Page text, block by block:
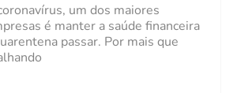
um dos maiores
é manter a saúde financeira
passar. Por mais que